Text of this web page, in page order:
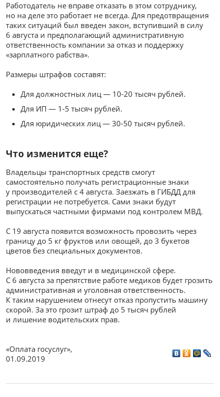
Работодатель не вправе отказать в этом сотруднику,
но на деле это работает не всегда. Для предотвращения
таких ситуаций был введен закон, вступивший в силу
6 августа и предполагающий административную
ответственность компании за отказ и поддержку
«зарплатного рабства».
Размеры штрафов составят:
Для должностных лиц — 10-20 тысяч рублей.
Для ИП — 1-5 тысяч рублей.
Для юридических лиц — 30-50 тысяч рублей.
Что изменится еще?
Владельцы транспортных средств смогут
самостоятельно получать регистрационные знаки
у производителей с 4 августа. Заезжать в ГИБДД для
регистрации не потребуется. Сами знаки будут
выпускаться частными фирмами под контролем МВД.
С 19 августа появится возможность провозить через
границу до 5 кг фруктов или овощей, до 3 букетов
цветов без специальных документов.
Нововведения введут и в медицинской сфере.
С 6 августа за препятствие работе медиков будет грозить
административная и уголовная ответственность.
К таким нарушением отнесут отказ пропустить машину
скорой. За это грозит штраф до 5 тысяч рублей
и лишение водительских прав.
«Оплата госуслуг»,
01.09.2019